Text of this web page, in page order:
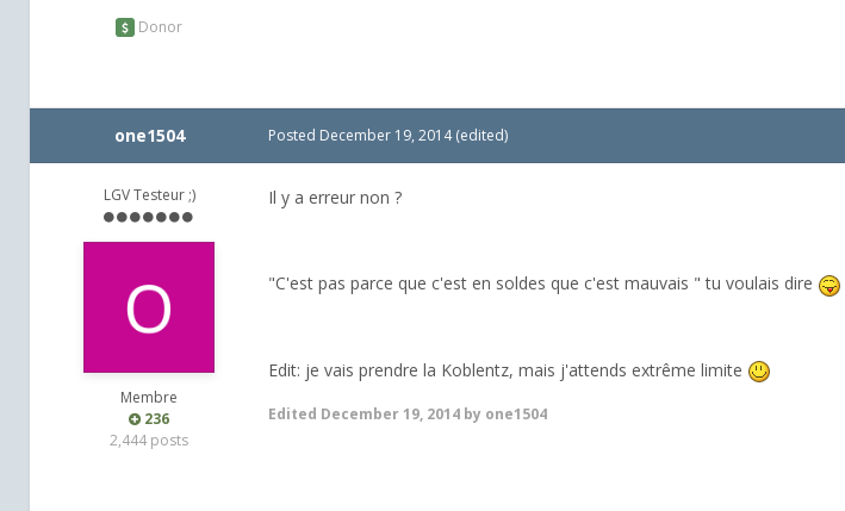
Donor
one1504
LGV Testeur ;)
Membre
236
2,444 posts
Posted December 19, 2014 (edited)
Il y a erreur non ?
"C'est pas parce que c'est en soldes que c'est mauvais " tu voulais dire
Edit: je vais prendre la Koblentz, mais j'attends extrême limite
Edited December 19, 2014 by one1504